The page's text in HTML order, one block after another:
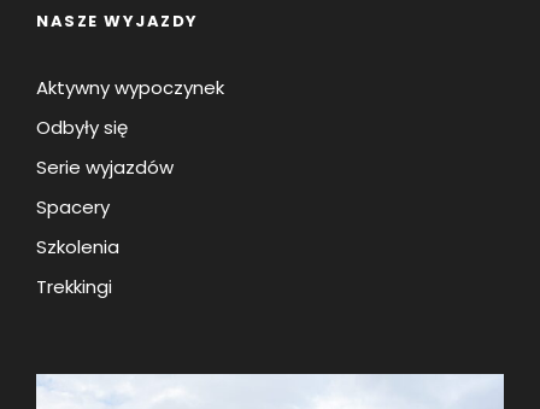
NASZE WYJAZDY
Aktywny wypoczynek
Odbyły się
Serie wyjazdów
Spacery
Szkolenia
Trekkingi